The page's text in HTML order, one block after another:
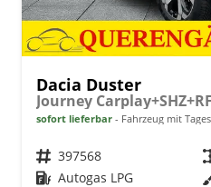
Dacia Duster
sofort lieferbar Fahrzeug mit
Fahrzeugnr. 397568
Kraftstoff Autogas LPG